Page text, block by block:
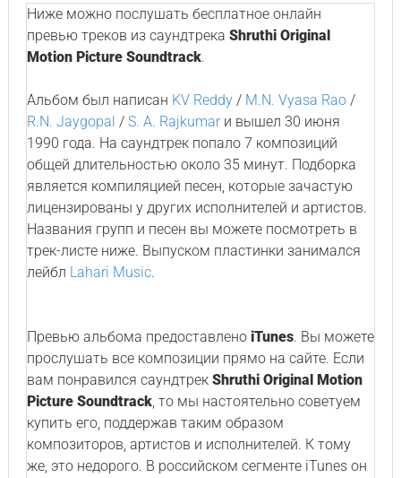
Ниже можно послушать бесплатное онлайн
превью треков из саундтрека Shruthi Original
Motion Picture Soundtrack.
Альбом был написан KV Reddy/ M.N. Vyasa Rao/
R.N. Jaygopal / S. A. Rajkumarи вышел 30 июня
1990 года. На саундтрек попало 7 композиций
общей длительностью около 35 минут. Подборка
является компиляцией песен, которые зачастую
лицензированы у других исполнителей и артистов.
Названия групп и песен вы можете посмотреть в
трек-листе ниже. Выпуском пластинки занимался
лейбл Lahari Music.
Превью альбома предоставлено iTunes. Вы можете
прослушать все композиции прямо на сайте. Если
вам понравился саундтрек Shruthi Original Motion
Picture Soundtrack, то мы настоятельно советуем
купить его, поддержав таким образом
композиторов, артистов и исполнителей. К тому
же, это недорого. В российском сегменте iTunes он